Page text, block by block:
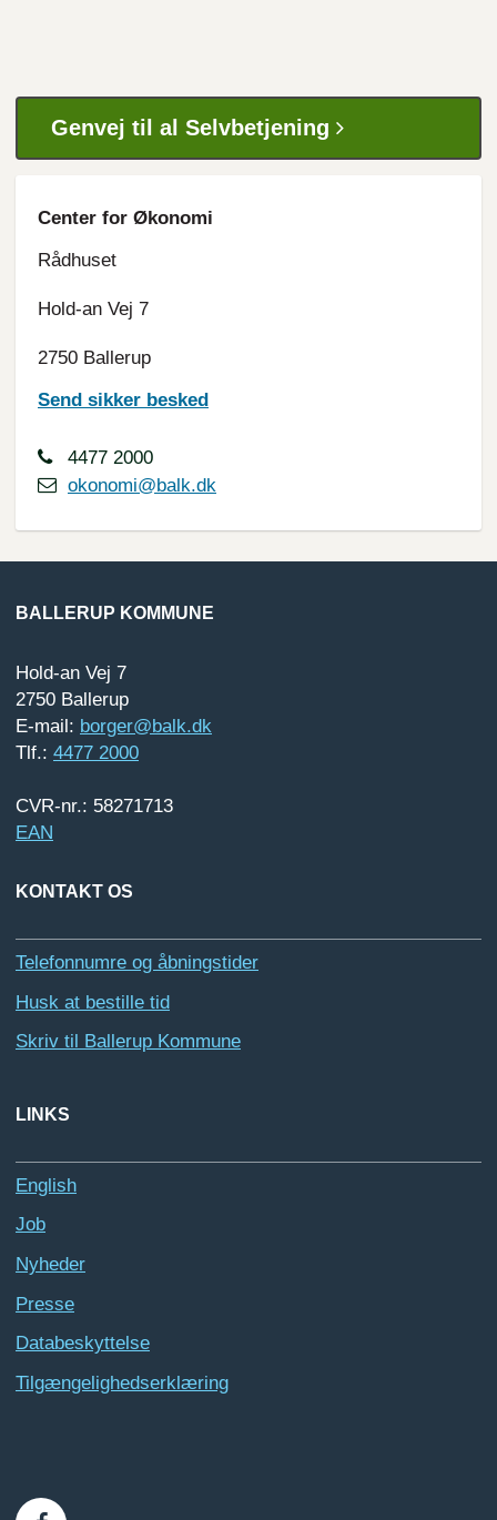
Genvej til al Selvbetjening
Center for Økonomi
Rådhuset
Hold-an Vej 7
2750 Ballerup
Send sikker besked
4477 2000
okonomi@balk.dk
BALLERUP KOMMUNE
Hold-an Vej 7
2750 Ballerup
E-mail: borger@balk.dk
Tlf.: 4477 2000
CVR-nr.: 58271713
EAN
KONTAKT OS
Telefonnumre og åbningstider
Husk at bestille tid
Skriv til Ballerup Kommune
LINKS
English
Job
Nyheder
Presse
Databeskyttelse
Tilgængelighedserklæring